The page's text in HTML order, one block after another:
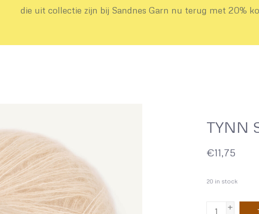
die uit collectie zijn bij Sandnes Garn nu terug met 20%
TYNN
€11,75
20 in stock
+